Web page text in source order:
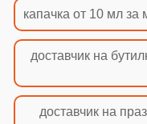
капачка от 10 мл за
доставчик на
доставчик на